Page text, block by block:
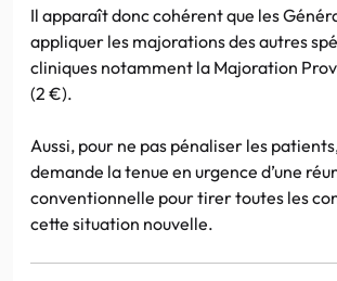
Il apparaît donc cohérent que les
appliquer les majorations des autres
cliniques notamment la Majoration
(2 €).
Aussi, pour ne pas pénaliser les
demande la tenue en urgence d’une
conventionnelle pour tirer toutes les
cette situation nouvelle.